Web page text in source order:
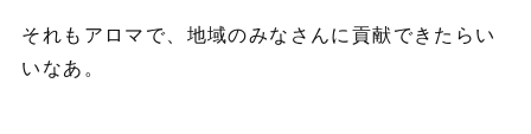
それもアロマで、地域のみなさんに貢献できたらい
いなあ。